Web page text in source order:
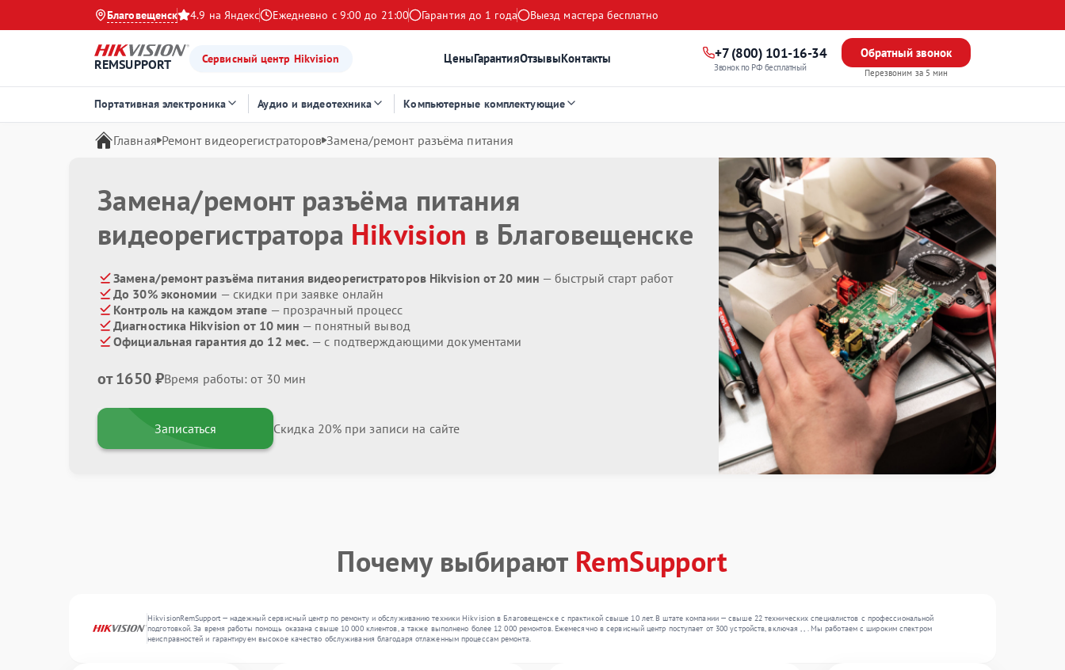
Благовещенск 4.9 на Яндекс Ежедневно с 9:00 до 21:00 Гарантия до 1 года Выезд мастера бесплатно
REMSUPPORT Сервисный центр Hikvision ЦеныГарантияОтзывыКонтакты +7 (800) 101-16-34
Звонок по РФ бесплатный
Обратный звонок
Перезвоним за 5 мин
Портативная электроника Аудио и видеотехника Компьютерные комплектующие
Главная Ремонт видеорегистраторов Замена/ремонт разъёма питания
Замена/ремонт разъёма питания
видеорегистратора Hikvision в Благовещенске
Замена/ремонт разъёма питания видеорегистраторов Hikvision от 20 мин — быстрый старт работ
До 30% экономии — скидки при заявке онлайн
Контроль на каждом этапе — прозрачный процесс
Диагностика Hikvision от 10 мин — понятный вывод
Официальная гарантия до 12 мес. — с подтверждающими документами
от 1650 ₽Время работы: от 30 мин
Записаться Скидка 20% при записи на сайте
Почему выбирают RemSupport
HikvisionRemSupport — надежный сервисный центр по ремонту и обслуживанию техники Hikvision в Благовещенске с практикой свыше 10 лет. В штате компании — свыше 22 технических специалистов с профессиональной
подготовкой. За время работы помощь оказана свыше 10 000 клиентов, а также выполнено более 12 000 ремонтов. Ежемесячно в сервисный центр поступает от 300 устройств, включая , , . Мы работаем с широким спектром
неисправностей и гарантируем высокое качество обслуживания благодаря отлаженным процессам ремонта.